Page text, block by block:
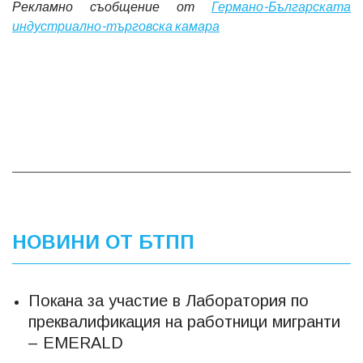
Рекламно съобщение от Германо-Българската
индустриално-търговска камара
НОВИНИ ОТ БТПП
Покана за участие в Лаборатория по
преквалификация на работници мигранти
– EMERALD